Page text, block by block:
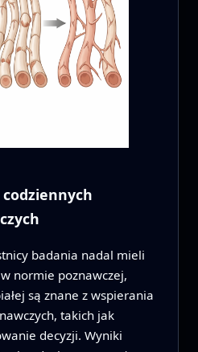
badania nadal mieli
normie poznawczej,
są znane z wspierania
takich jak
decyzji. Wyniki